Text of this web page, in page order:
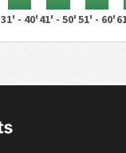
31' - 40'41' - 50'51' - 60'